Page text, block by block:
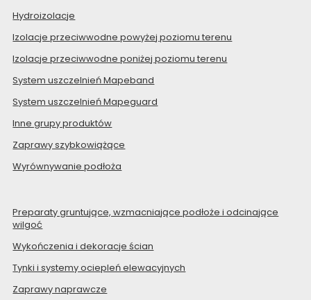
Hydroizolacje
Izolacje przeciwwodne powyżej poziomu terenu
Izolacje przeciwwodne poniżej poziomu terenu
System uszczelnień Mapeband
System uszczelnień Mapeguard
Inne grupy produktów
Zaprawy szybkowiążące
Wyrównywanie podłoża
Preparaty gruntujące, wzmacniające podłoże i odcinające
wilgoć
Wykończenia i dekoracje ścian
Tynki i systemy ociepleń elewacyjnych
Zaprawy naprawcze